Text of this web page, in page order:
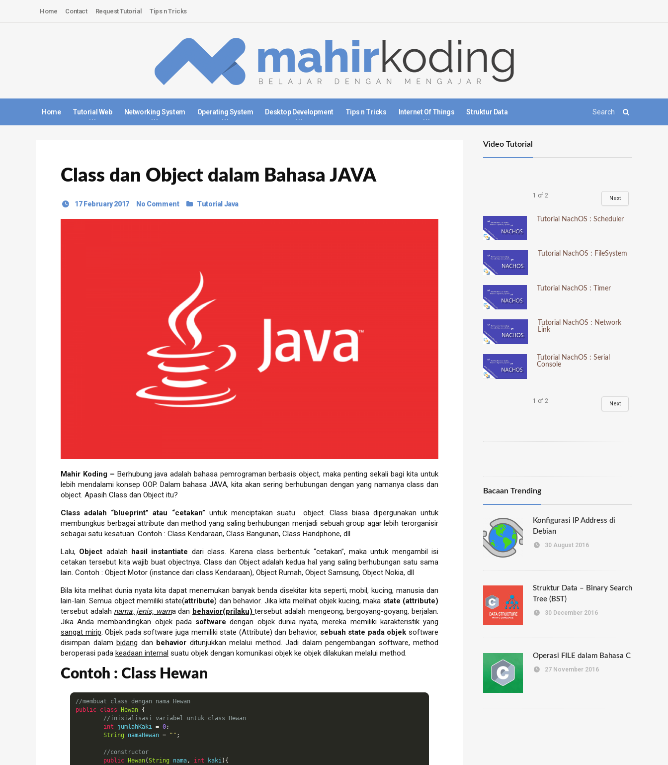
Home Contact Request Tutorial Tips n Tricks
Home Tutorial Web Networking System Operating System Desktop Development Tips n Tricks Internet Of Things Struktur Data
Class dan Object dalam Bahasa JAVA
17 February 2017 No Comment Tutorial Java
Mahir Koding – Berhubung java adalah bahasa pemrograman berbasis object, maka penting sekali bagi kita untuk
lebih mendalami konsep OOP. Dalam bahasa JAVA, kita akan sering berhubungan dengan yang namanya class dan
object. Apasih Class dan Object itu?
Class adalah “blueprint” atau “cetakan” untuk menciptakan suatu object. Class biasa dipergunakan untuk
membungkus berbagai attribute dan method yang saling berhubungan menjadi sebuah group agar lebih terorganisir
sebagai satu kesatuan. Contoh : Class Kendaraan, Class Bangunan, Class Handphone, dll
Lalu, Object adalah hasil instantiate dari class. Karena class berbentuk “cetakan”, maka untuk mengambil isi
cetakan tersebut kita wajib buat objectnya. Class dan Object adalah kedua hal yang saling berhubungan satu sama
lain. Contoh : Object Motor (instance dari class Kendaraan), Object Rumah, Object Samsung, Object Nokia, dll
Bila kita melihat dunia nyata kita dapat menemukan banyak benda disekitar kita seperti, mobil, kucing, manusia dan
lain-lain. Semua object memiliki state(attribute) dan behavior. Jika kita melihat objek kucing, maka state (attribute)
tersebut adalah nama, jenis, warna dan behavior(prilaku) tersebut adalah mengeong, bergoyang-goyang, berjalan.
Jika Anda membandingkan objek padasoftware dengan objek dunia nyata, mereka memiliki karakteristikyang
sangat mirip . Objek pada software juga memiliki state (Attribute) dan behavior, sebuah state pada objek software
disimpan dalam bidang dan behavior ditunjukkan melalui method. Jadi dalam pengembangan software, method
beroperasi pada keadaan internal suatu objek dengan komunikasi objek ke objek dilakukan melalui method.
Contoh : Class Hewan
//membuat class dengan nama Hewan
public
class Hewan
{
//inisialisasi variabel untuk class Hewan
int jumlahKaki = 0;
String namaHewan = "" ;
//constructor
public
Hewan(String nama, int kaki){
Video Tutorial
1 of 2 Next
Tutorial NachOS : Scheduler
Tutorial NachOS : FileSystem
Tutorial NachOS : Timer
Tutorial NachOS : Network
Link
Tutorial NachOS : Serial
Console
1 of 2 Next
Bacaan Trending
Konfigurasi IP Address di
Debian
30 August 2016
Struktur Data – Binary Search
Tree (BST)
30 December 2016
Operasi FILE dalam Bahasa C
27 November 2016